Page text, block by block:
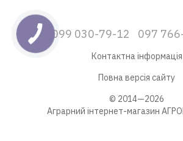
099 030-79-12 097
Контактна інформація
Повна версія сайту
© 2014—2026
Аграрний інтернет-магазин